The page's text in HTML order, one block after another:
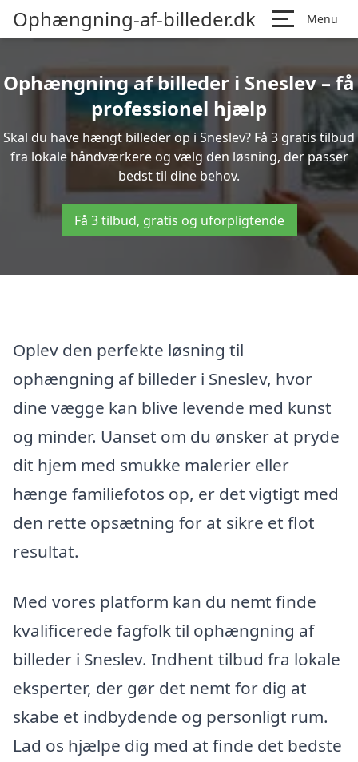
Ophængning-af-billeder.dk Menu
Ophængning af billeder i Sneslev – få
professionel hjælp
Skal du have hængt billeder op i Sneslev? Få 3 gratis tilbud
fra lokale håndværkere og vælg den løsning, der passer
bedst til dine behov.
Få 3 tilbud, gratis og uforpligtende
Oplev den perfekte løsning til
ophængning af billeder i Sneslev, hvor
dine vægge kan blive levende med kunst
og minder. Uanset om du ønsker at pryde
dit hjem med smukke malerier eller
hænge familiefotos op, er det vigtigt med
den rette opsætning for at sikre et flot
resultat.
Med vores platform kan du nemt finde
kvalificerede fagfolk til ophængning af
billeder i Sneslev. Indhent tilbud fra lokale
eksperter, der gør det nemt for dig at
skabe et indbydende og personligt rum.
Lad os hjælpe dig med at finde det bedste